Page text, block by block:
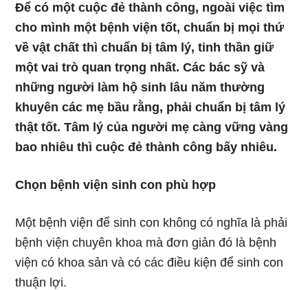
Để có một cuộc đẻ thành công, ngoài việc tìm
cho mình một bệnh viện tốt, chuẩn bị mọi thứ
về vật chất thì chuẩn bị tâm lý, tinh thần giữ
một vai trò quan trọng nhất. Các bác sỹ và
những người làm hộ sinh lâu năm thường
khuyên các mẹ bầu rằng, phải chuẩn bị tâm lý
thật tốt. Tâm lý của người mẹ càng vững vàng
bao nhiêu thì cuộc đẻ thành công bấy nhiêu.
Chọn bệnh viện sinh con phù hợp
Một bệnh viện để sinh con không có nghĩa là phải
bệnh viện chuyên khoa mà đơn giản đó là bệnh
viện có khoa sản và có các điều kiện để sinh con
thuận lợi.